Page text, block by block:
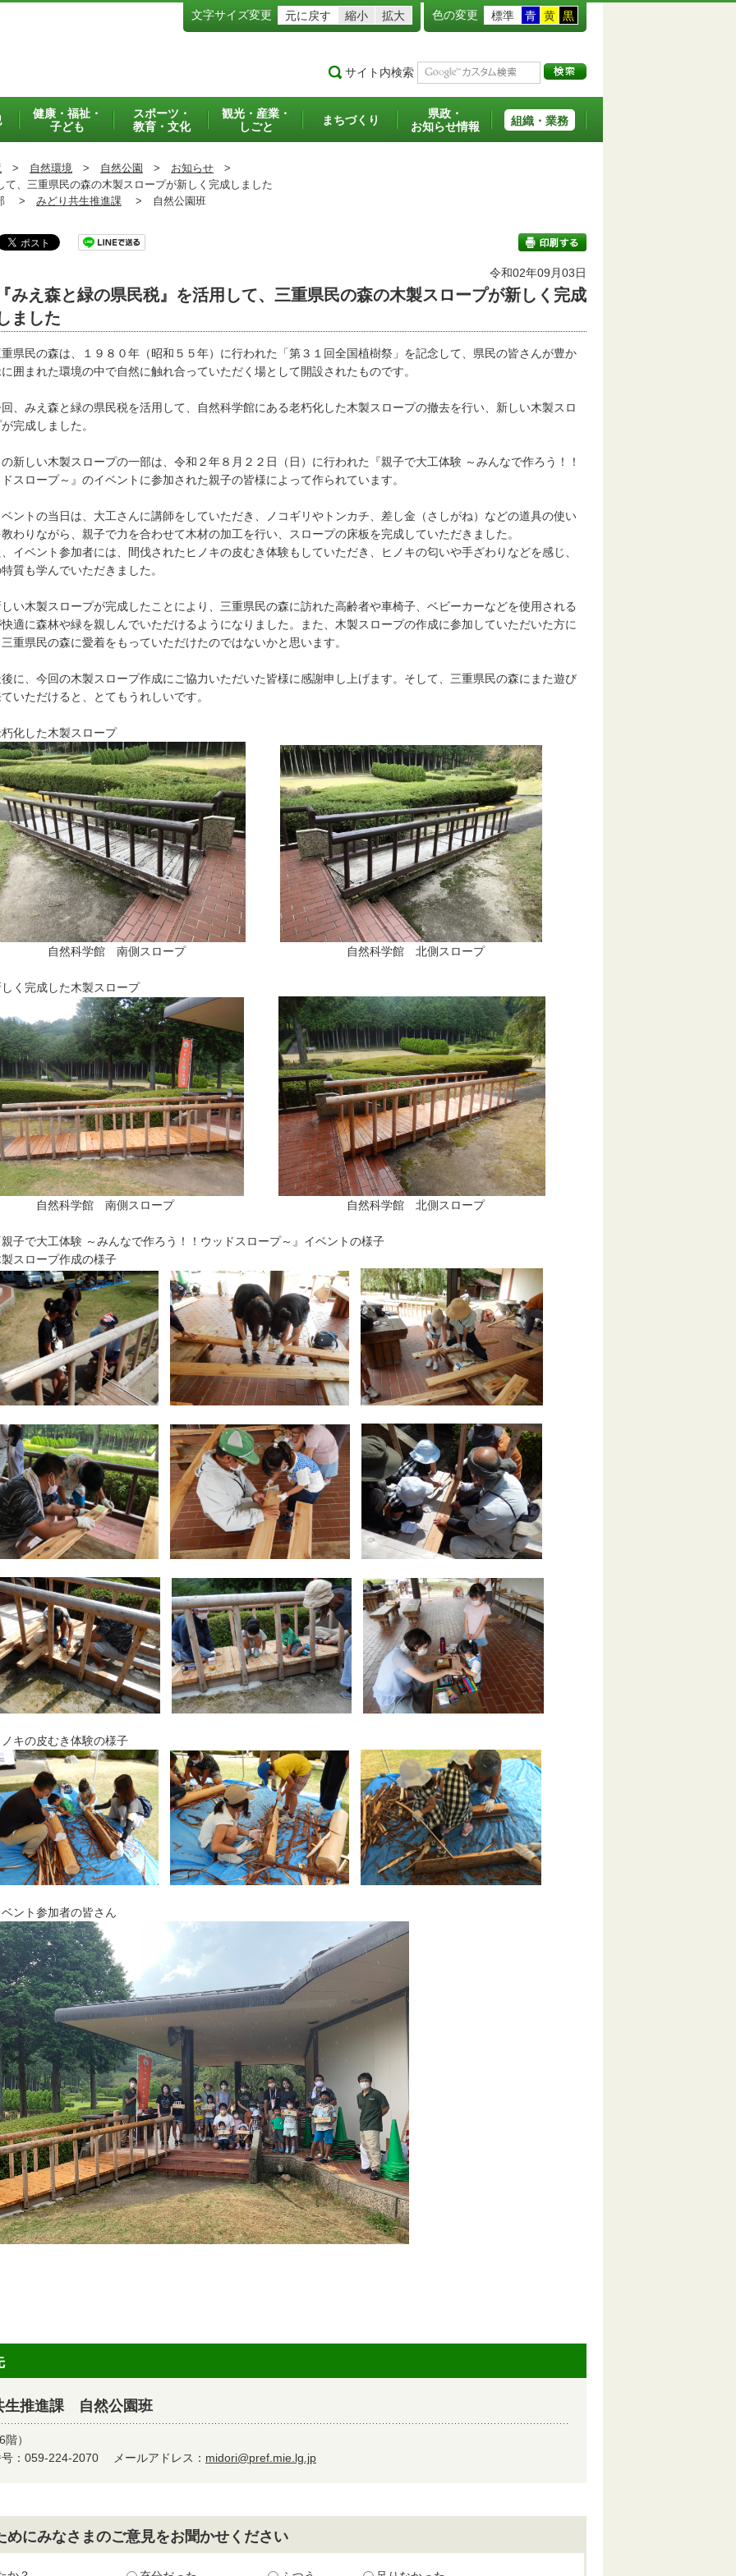
文字サイズ変更 元に戻す 縮小 拡大 色の変更 標準 青 黄 黒
サイト内検索
健康・福祉・
子ども
スポーツ・
教育・文化
観光・産業・
しごと
まちづくり
県政・
お知らせ情報
組織・業務
> 自然環境 > 自然公園 > お知らせ >
、三重県民の森の木製スロープが新しく完成しました
>
みどり共生推進課 > 自然公園班
令和02年09月03日
みえ森と緑の県民税』を活用して、三重県民の森の木製スロープが新しく完成
ました
民の森は、１９８０年（昭和５５年）に行われた「第３１回全国植樹祭」を記念して、県民の皆さんが豊か
囲まれた環境の中で自然に触れ合っていただく場として開設されたものです。
みえ森と緑の県民税を活用して、自然科学館にある老朽化した木製スロープの撤去を行い、新しい木製スロ
完成しました。
しい木製スロープの一部は、令和２年８月２２日（日）に行われた『親子で大工体験 ～みんなで作ろう！！
スロープ～』のイベントに参加された親子の皆様によって作られています。
トの当日は、大工さんに講師をしていただき、ノコギリやトンカチ、差し金（さしがね）などの道具の使い
わりながら、親子で力を合わせて木材の加工を行い、スロープの床板を完成していただきました。
イベント参加者には、間伐されたヒノキの皮むき体験もしていただき、ヒノキの匂いや手ざわりなどを感じ、
質も学んでいただきました。
木製スロープが完成したことにより、三重県民の森に訪れた高齢者や車椅子、ベビーカーなどを使用される
適に森林や緑を親しんでいただけるようになりました。また、木製スロープの作成に参加していただいた方に
重県民の森に愛着をもっていただけたのではないかと思います。
、今回の木製スロープ作成にご協力いただいた皆様に感謝申し上げます。そして、三重県民の森にまた遊び
いただけると、とてもうれしいです。
化した木製スロープ
科学館 南側スロープ 自然科学館 北側スロープ
く完成した木製スロープ
然科学館 南側スロープ 自然科学館 北側スロープ
子で大工体験 ～みんなで作ろう！！ウッドスロープ～』イベントの様子
スロープ作成の様子
キの皮むき体験の様子
ント参加者の皆さん
推進課 自然公園班
）
：059-224-2070
メールアドレス： midori@pref.mie.lg.jp
にみなさまのご意見をお聞かせください